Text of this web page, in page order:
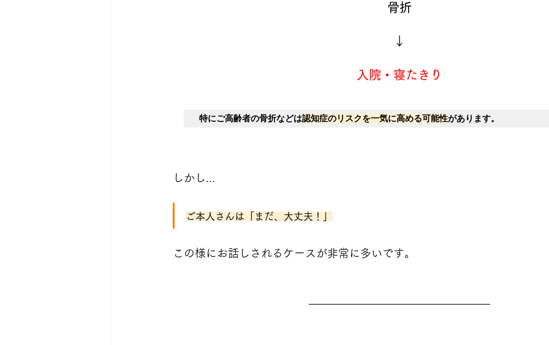
骨折
↓
入院・寝たきり
特にご高齢者の骨折などは認知症のリスクを一気に高める可能性があります。
しかし...
ご本人さんは「まだ、大丈夫！」
この様にお話しされるケースが非常に多いです。